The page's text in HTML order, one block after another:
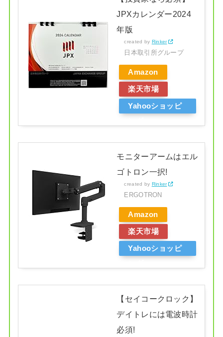
JPXカレンダー2024
年版
created by Rinker
日本取引所グループ
Amazon
楽天市場
Yahooショッピ
モニターアームはエル
ゴトロン一択!
created by Rinker
ERGOTRON
Amazon
楽天市場
Yahooショッピ
【セイコークロック】
デイトレには電波時計
必須!